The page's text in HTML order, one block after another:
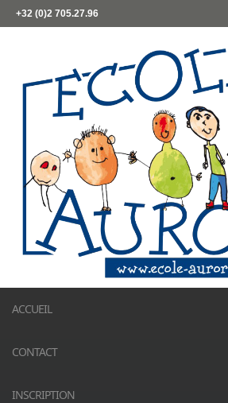
+32 (0)2 705.27.96
ACCUEIL
CONTACT
INSCRIPTION